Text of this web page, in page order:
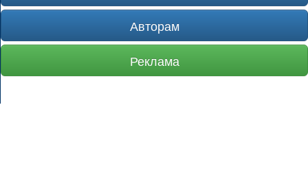
Авторам
Реклама